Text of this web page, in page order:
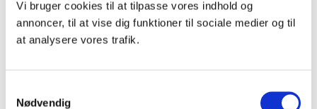
Vi bruger cookies til at tilpasse vores indhold og
annoncer, til at vise dig funktioner til sociale medier og til
at analysere vores trafik.
Nødvendig